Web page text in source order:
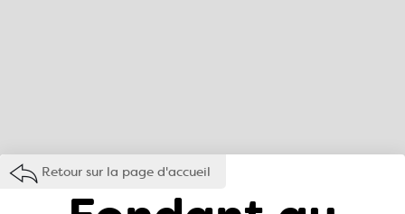
Retour sur la page d'accueil